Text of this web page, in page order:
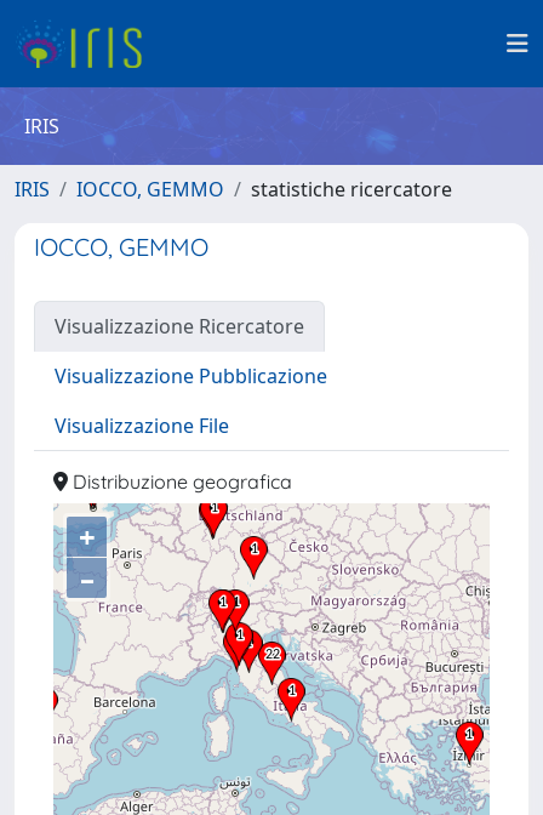
IRIS
IRIS IOCCO, GEMMO statistiche ricercatore
IOCCO, GEMMO
Visualizzazione Ricercatore
Visualizzazione Pubblicazione
Visualizzazione File
Distribuzione geografica
+
–